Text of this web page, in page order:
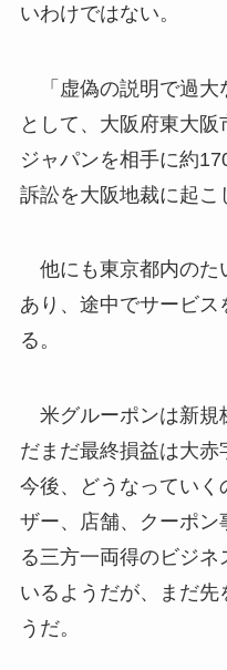
いわけではない。
「虚偽の説明で過大
として、大阪府東大阪
ジャパンを相手に約
訴訟を大阪地裁に起こ
他にも東京都内のた
あり、途中でサービ
る。
米グルーポンは新規
だまだ最終損益は大
今後、どうなってい
ザー、店舗、クーポ
る三方一両得のビジ
いるようだが、まだ先
うだ。